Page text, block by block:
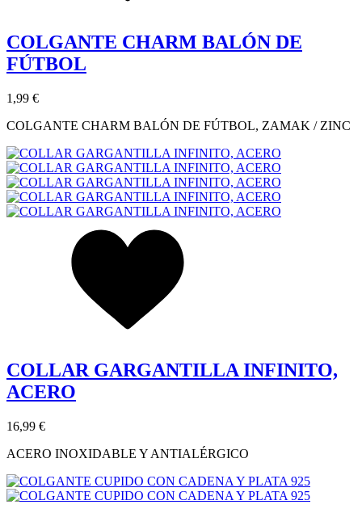
COLGANTE CHARM BALÓN DE
FÚTBOL
1,99 €
COLGANTE CHARM BALÓN DE FÚTBOL, ZAMAK / ZINC
COLLAR GARGANTILLA INFINITO,
ACERO
16,99 €
ACERO INOXIDABLE Y ANTIALÉRGICO